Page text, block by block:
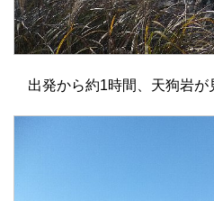
出発から約1時間、天狗岩が